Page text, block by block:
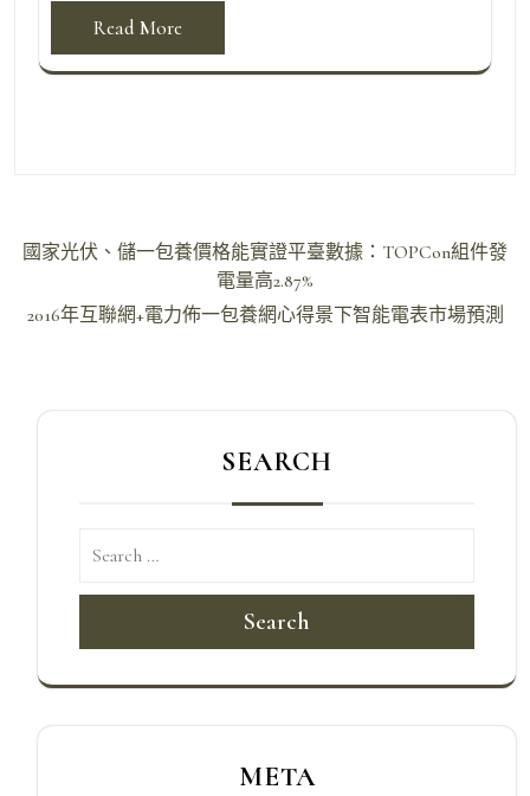
Read More
文
導
國家光伏、儲一包養價格能實證平臺數據：TOPCon組件發
電量高2.87%
2016年互聯網+電力佈一包養網心得景下智能電表市場預測
SEARCH
Search
META